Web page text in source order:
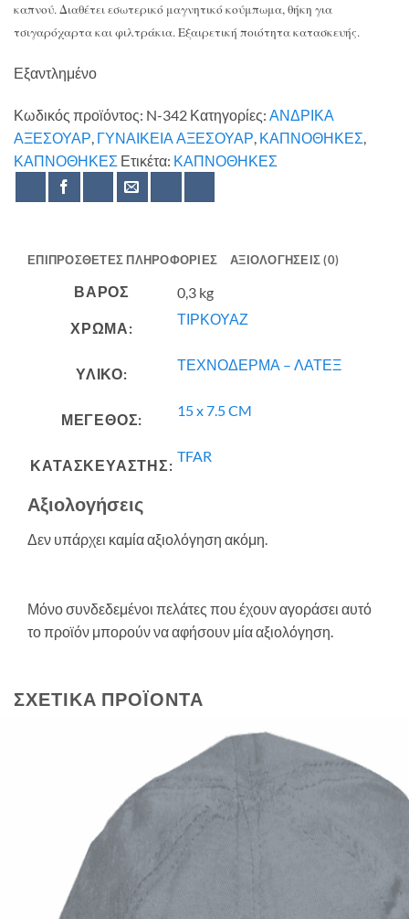
καπνού. Διαθέτει εσωτερικό μαγνητικό κούμπωμα, θήκη για
τσιγαρόχαρτα και φιλτράκια. Εξαιρετική ποιότητα κατασκευής.
Εξαντλημένο
Κωδικός προϊόντος: N-342 Κατηγορίες: ΑΝΔΡΙΚΑ
ΑΞΕΣΟΥΑΡ, ΓΥΝΑΙΚΕΙΑ ΑΞΕΣΟΥΑΡ, ΚΑΠΝΟΘΗΚΕΣ,
ΚΑΠΝΟΘΗΚΕΣ Ετικέτα: ΚΑΠΝΟΘΗΚΕΣ
ΕΠΙΠΡΌΣΘΕΤΕΣ ΠΛΗΡΟΦΟΡΊΕΣ ΑΞΙΟΛΟΓΉΣΕΙΣ (0)
ΒΆΡΟΣ 0,3 kg
ΧΡΩΜΑ:
ΤΙΡΚΟΥΑΖ
ΥΛΙΚΟ:
ΤΕΧΝΟΔΕΡΜΑ – ΛΑΤΕΞ
ΜΕΓΕΘΟΣ:
15 x 7.5 CM
ΚΑΤΑΣΚΕΥΑΣΤΗΣ:
TFAR
Αξιολογήσεις
Δεν υπάρχει καμία αξιολόγηση ακόμη.
Μόνο συνδεδεμένοι πελάτες που έχουν αγοράσει αυτό
το προϊόν μπορούν να αφήσουν μία αξιολόγηση.
ΣΧΕΤΙΚΆ ΠΡΟΪΌΝΤΑ